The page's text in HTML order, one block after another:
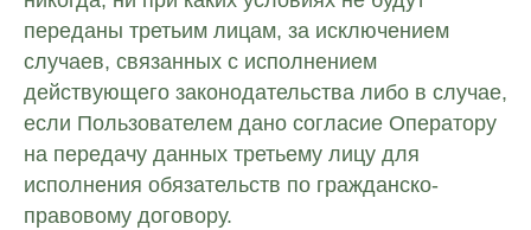
переданы третьим лицам, за исключением
случаев, связанных с исполнением
действующего законодательства либо в случае,
если Пользователем дано согласие Оператору
на передачу данных третьему лицу для
исполнения обязательств по гражданско-
правовому договору.